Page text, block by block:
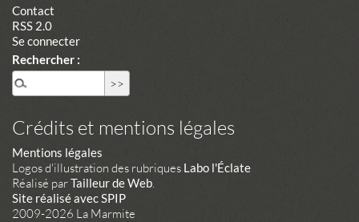
Contact
RSS 2.0
Se connecter
Rechercher :
Crédits et mentions légales
Mentions légales
Logos d'illustration des rubriques Labo l'Éclate
Réalisé parTailleur de Web.
Site réalisé avec SPIP
2009-2026 La Marmite